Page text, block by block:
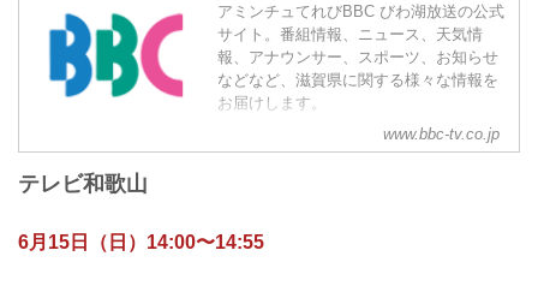
アミンチュてれびBBC びわ湖放送の公式
サイト。番組情報、ニュース、天気情
報、アナウンサー、スポーツ、お知らせ
などなど、滋賀県に関する様々な情報を
お届けします。
www.bbc-tv.co.jp
テレビ和歌山
6月15日（日）14:00〜14:55